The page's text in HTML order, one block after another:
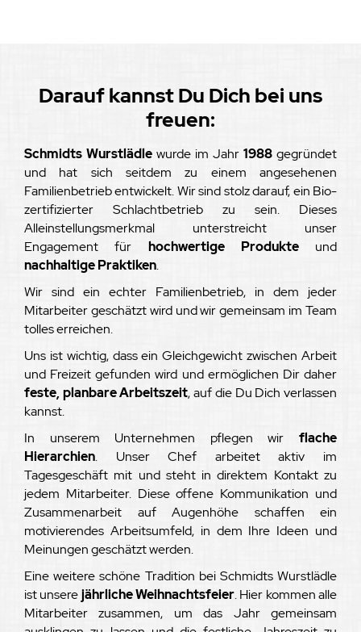
Darauf kannst Du Dich bei uns
freuen:
Schmidts Wurstlädle wurde im Jahr 1988 gegründet
und hat sich seitdem zu einem angesehenen
Familienbetrieb entwickelt. Wir sind stolz darauf, ein Bio-
zertifizierter Schlachtbetrieb zu sein. Dieses
Alleinstellungsmerkmal unterstreicht unser
Engagement für hochwertige Produkteund
nachhaltige Praktiken.
Wir sind ein echter Familienbetrieb, in dem jeder
Mitarbeiter geschätzt wird und wir gemeinsam im Team
tolles erreichen.
Uns ist wichtig, dass ein Gleichgewicht zwischen Arbeit
und Freizeit gefunden wird und ermöglichen Dir daher
feste, planbare Arbeitszeit, auf die Du Dich verlassen
kannst.
In unserem Unternehmen pflegen wir flache
Hierarchien. Unser Chef arbeitet aktiv im
Tagesgeschäft mit und steht in direktem Kontakt zu
jedem Mitarbeiter. Diese offene Kommunikation und
Zusammenarbeit auf Augenhöhe schaffen ein
motivierendes Arbeitsumfeld, in dem Ihre Ideen und
Meinungen geschätzt werden.
Eine weitere schöne Tradition bei Schmidts Wurstlädle
ist unserejährliche Weihnachtsfeier. Hier kommen alle
Mitarbeiter zusammen, um das Jahr gemeinsam